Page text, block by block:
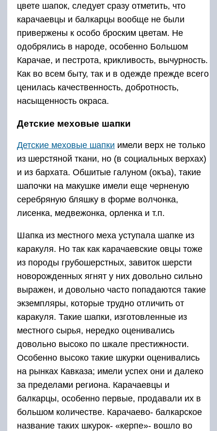
цвете шапок, следует сразу отметить, что
карачаевцы и балкарцы вообще не были
привержены к особо броским цветам. Не
одобрялись в народе, особенно Большом
Карачае, и пестрота, крикливость, вычурность.
Как во всем быту, так и в одежде прежде всего
ценилась качественность, добротность,
насыщенность окраса.
Детские меховые шапки
Детские меховые шапки имели верх не только
из шерстяной ткани, но (в социальных верхах)
и из бархата. Обшитые галуном (окъа), такие
шапочки на макушке имели еще черненую
серебряную бляшку в форме волчонка,
лисенка, медвежонка, орленка и т.п.
Шапка из местного меха уступала шапке из
каракуля. Но так как карачаевские овцы тоже
из породы грубошерстных, завиток шерсти
новорожденных ягнят у них довольно сильно
выражен, и довольно часто попадаются такие
экземпляры, которые трудно отличить от
каракуля. Такие шапки, изготовленные из
местного сырья, нередко оценивались
довольно высоко по шкале престижности.
Особенно высоко такие шкурки оценивались
на рынках Кавказа; имели успех они и далеко
за пределами региона. Карачаевцы и
балкарцы, особенно первые, продавали их в
большом количестве. Карачаево- балкарское
название таких шкурок- «керпе»- вошло во